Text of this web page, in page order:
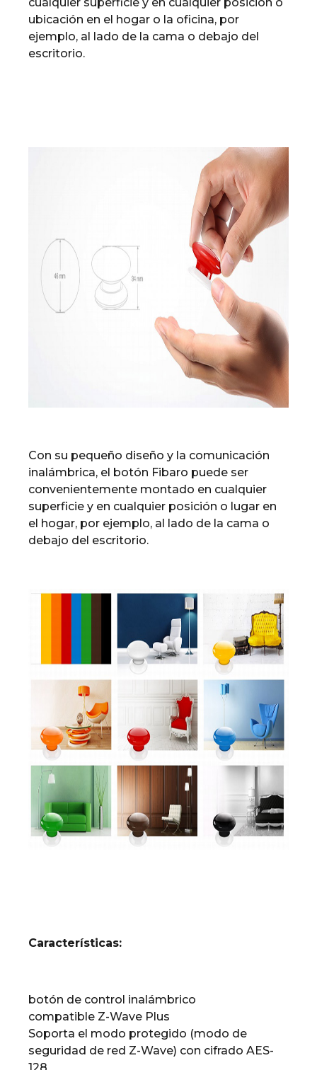
ubicación en el hogar o la oficina, por
ejemplo, al lado de la cama o debajo del
escritorio.
Con su pequeño diseño y la comunicación
inalámbrica, el botón Fibaro puede ser
convenientemente montado en cualquier
superficie y en cualquier posición o lugar en
el hogar, por ejemplo, al lado de la cama o
debajo del escritorio.
Características:
botón de control inalámbrico
compatible Z-Wave Plus
Soporta el modo protegido (modo de
seguridad de red Z-Wave) con cifrado AES-